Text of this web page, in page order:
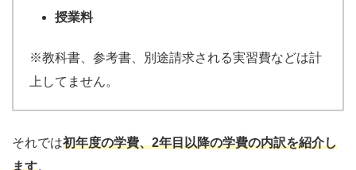
授業料
※教科書、参考書、別途請求される実習費などは計
上してません。
それでは初年度の学費、2年目以降の学費の内訳を紹介し
ます。